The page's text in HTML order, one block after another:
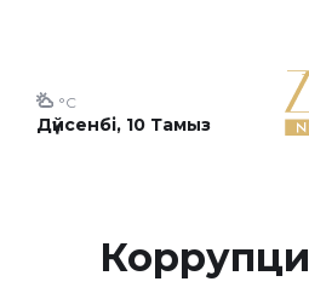
Дүйсенбі, 10 Тамыз
°C